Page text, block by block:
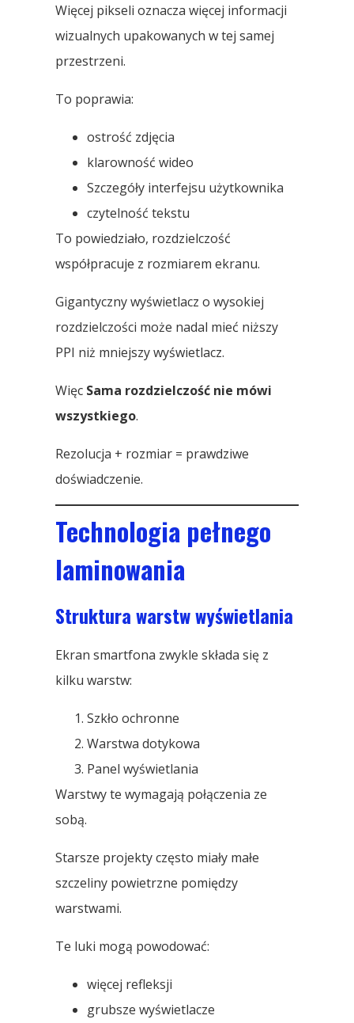
Więcej pikseli oznacza więcej informacji
wizualnych upakowanych w tej samej
przestrzeni.
To poprawia:
ostrość zdjęcia
klarowność wideo
Szczegóły interfejsu użytkownika
czytelność tekstu
To powiedziało, rozdzielczość
współpracuje z rozmiarem ekranu.
Gigantyczny wyświetlacz o wysokiej
rozdzielczości może nadal mieć niższy
PPI niż mniejszy wyświetlacz.
Więc Sama rozdzielczość nie mówi
wszystkiego.
Rezolucja + rozmiar = prawdziwe
doświadczenie.
Technologia pełnego
laminowania
Struktura warstw wyświetlania
Ekran smartfona zwykle składa się z
kilku warstw:
Szkło ochronne
Warstwa dotykowa
Panel wyświetlania
Warstwy te wymagają połączenia ze
sobą.
Starsze projekty często miały małe
szczeliny powietrzne pomiędzy
warstwami.
Te luki mogą powodować:
więcej refleksji
grubsze wyświetlacze